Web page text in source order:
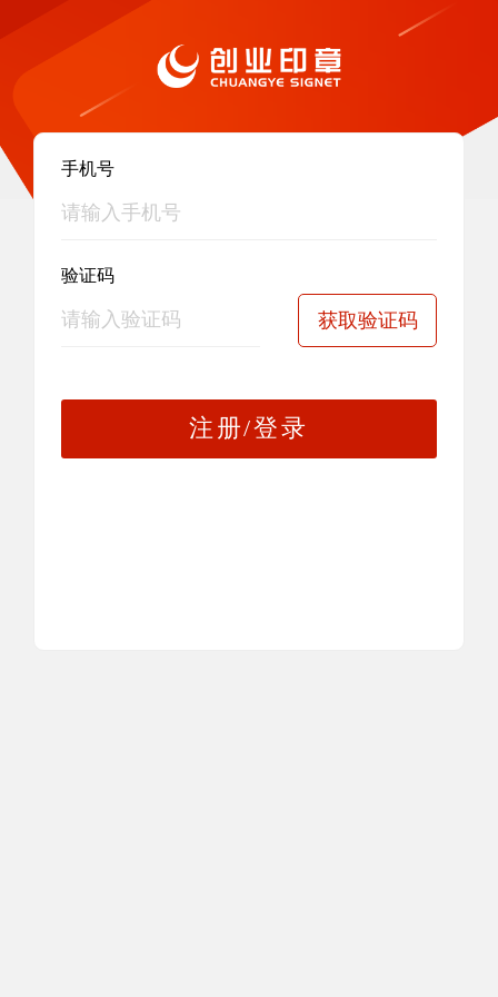
手机号
验证码
获取验证码
注册/登录